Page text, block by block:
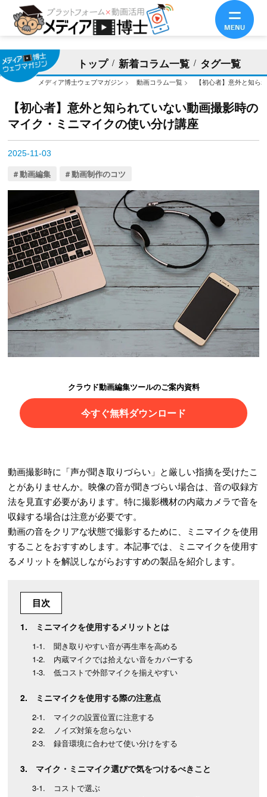
トップ 新着コラム一覧 タグ一覧
メディア博士ウェブマガジン > 動画コラム一覧 > 【初心者】意外と知
【初心者】意外と知られていない動画撮影時の
マイク・ミニマイクの使い分け講座
2025-11-03
動画編集 動画制作のコツ
クラウド動画編集ツールのご案内資料
今すぐ無料ダウンロード
動画撮影時に「声が聞き取りづらい」と厳しい指摘を受けたこ
とがありませんか。映像の音が聞きづらい場合は、音の収録方
法を見直す必要があります。特に撮影機材の内蔵カメラで音を
収録する場合は注意が必要です。
動画の音をクリアな状態で撮影するために、ミニマイクを使用
することをおすすめします。本記事では、ミニマイクを使用す
るメリットを解説しながらおすすめの製品を紹介します。
目次
ミニマイクを使用するメリットとは
聞き取りやすい音が再生率を高める
内蔵マイクでは拾えない音をカバーする
低コストで外部マイクを揃えやすい
ミニマイクを使用する際の注意点
マイクの設置位置に注意する
ノイズ対策を怠らない
録音環境に合わせて使い分けをする
マイク・ミニマイク選びで気をつけるべきこと
コストで選ぶ